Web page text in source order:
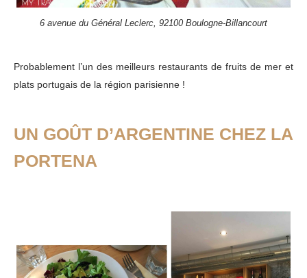
6 avenue du Général Leclerc, 92100 Boulogne-Billancourt
Probablement l’un des meilleurs restaurants de fruits de mer et
plats portugais de la région parisienne !
UN GOÛT D’ARGENTINE CHEZ LA
PORTENA